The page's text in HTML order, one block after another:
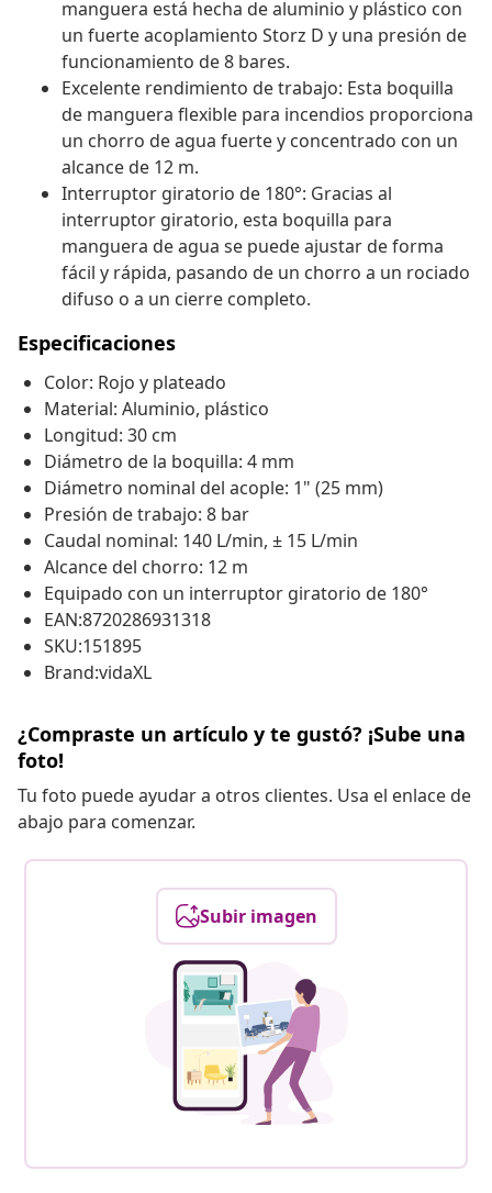
manguera está hecha de aluminio y plástico con
un fuerte acoplamiento Storz D y una presión de
funcionamiento de 8 bares.
Excelente rendimiento de trabajo: Esta boquilla
de manguera flexible para incendios proporciona
un chorro de agua fuerte y concentrado con un
alcance de 12 m.
Interruptor giratorio de 180°: Gracias al
interruptor giratorio, esta boquilla para
manguera de agua se puede ajustar de forma
fácil y rápida, pasando de un chorro a un rociado
difuso o a un cierre completo.
Especificaciones
Color: Rojo y plateado
Material: Aluminio, plástico
Longitud: 30 cm
Diámetro de la boquilla: 4 mm
Diámetro nominal del acople: 1" (25 mm)
Presión de trabajo: 8 bar
Caudal nominal: 140 L/min, ± 15 L/min
Alcance del chorro: 12 m
Equipado con un interruptor giratorio de 180°
EAN:8720286931318
SKU:151895
Brand:vidaXL
¿Compraste un artículo y te gustó? ¡Sube una
foto!
Tu foto puede ayudar a otros clientes. Usa el enlace de
abajo para comenzar.
Subir imagen